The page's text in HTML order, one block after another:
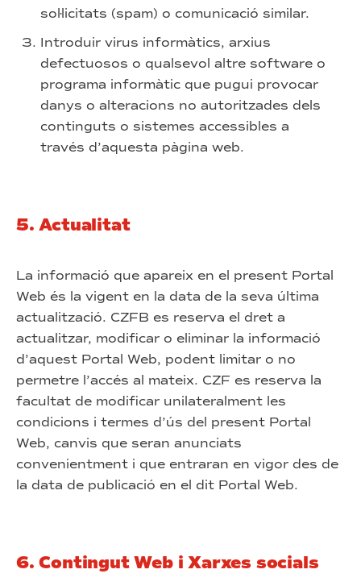
sol·licitats (spam) o comunicació similar.
Introduir virus informàtics, arxius
defectuosos o qualsevol altre software o
programa informàtic que pugui provocar
danys o alteracions no autoritzades dels
continguts o sistemes accessibles a
través d’aquesta pàgina web.
5. Actualitat
La informació que apareix en el present Portal
Web és la vigent en la data de la seva última
actualització. CZFB es reserva el dret a
actualitzar, modificar o eliminar la informació
d’aquest Portal Web, podent limitar o no
permetre l’accés al mateix. CZF es reserva la
facultat de modificar unilateralment les
condicions i termes d’ús del present Portal
Web, canvis que seran anunciats
convenientment i que entraran en vigor des de
la data de publicació en el dit Portal Web.
6. Contingut Web i Xarxes socials